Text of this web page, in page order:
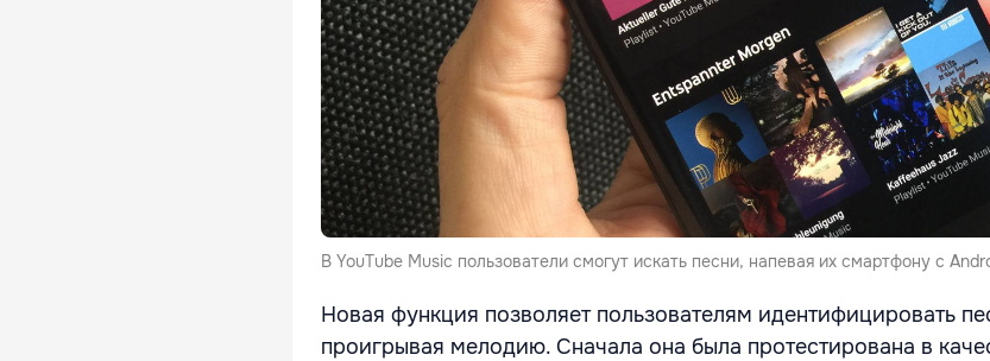
В YouTube Music пользователи смогут искать песни, напевая их смартфону с
Новая функция позволяет пользователям идентифицировать
проигрывая мелодию. Сначала она была протестирована в